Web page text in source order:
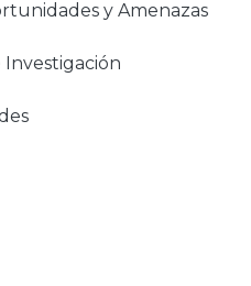
y Amenazas
Investigación